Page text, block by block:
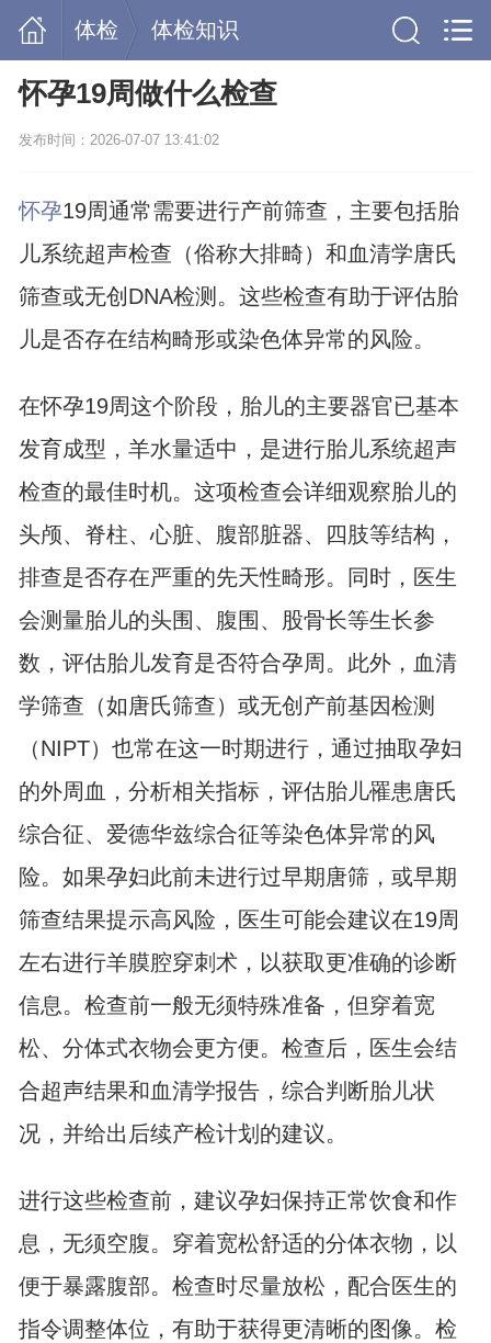
体检 体检知识
怀孕19周做什么检查
发布时间：2026-07-07 13:41:02
怀孕19周通常需要进行产前筛查，主要包括胎
儿系统超声检查（俗称大排畸）和血清学唐氏
筛查或无创DNA检测。这些检查有助于评估胎
儿是否存在结构畸形或染色体异常的风险。
在怀孕19周这个阶段，胎儿的主要器官已基本
发育成型，羊水量适中，是进行胎儿系统超声
检查的最佳时机。这项检查会详细观察胎儿的
头颅、脊柱、心脏、腹部脏器、四肢等结构，
排查是否存在严重的先天性畸形。同时，医生
会测量胎儿的头围、腹围、股骨长等生长参
数，评估胎儿发育是否符合孕周。此外，血清
学筛查（如唐氏筛查）或无创产前基因检测
（NIPT）也常在这一时期进行，通过抽取孕妇
的外周血，分析相关指标，评估胎儿罹患唐氏
综合征、爱德华兹综合征等染色体异常的风
险。如果孕妇此前未进行过早期唐筛，或早期
筛查结果提示高风险，医生可能会建议在19周
左右进行羊膜腔穿刺术，以获取更准确的诊断
信息。检查前一般无须特殊准备，但穿着宽
松、分体式衣物会更方便。检查后，医生会结
合超声结果和血清学报告，综合判断胎儿状
况，并给出后续产检计划的建议。
进行这些检查前，建议孕妇保持正常饮食和作
息，无须空腹。穿着宽松舒适的分体衣物，以
便于暴露腹部。检查时尽量放松，配合医生的
指令调整体位，有助于获得更清晰的图像。检